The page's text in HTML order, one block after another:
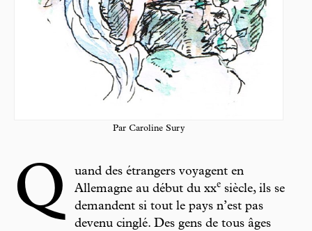
Par Caroline Sury
Q
uand des étrangers voyagent en
Allemagne au début du xxe siècle, ils se
demandent si tout le pays n’est pas
devenu cinglé. Des gens de tous âges